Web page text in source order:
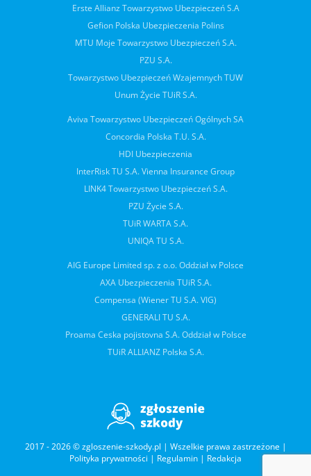
Erste Allianz Towarzystwo Ubezpieczeń S.A
Gefion Polska Ubezpieczenia Polins
MTU Moje Towarzystwo Ubezpieczeń S.A.
PZU S.A.
Towarzystwo Ubezpieczeń Wzajemnych TUW
Unum Życie TUiR S.A.
Aviva Towarzystwo Ubezpieczeń Ogólnych SA
Concordia Polska T.U. S.A.
HDI Ubezpieczenia
InterRisk TU S.A. Vienna Insurance Group
LINK4 Towarzystwo Ubezpieczeń S.A.
PZU Życie S.A.
TUiR WARTA S.A.
UNIQA TU S.A.
AIG Europe Limited sp. z o.o. Oddział w Polsce
AXA Ubezpieczenia TUiR S.A.
Compensa (Wiener TU S.A. VIG)
GENERALI TU S.A.
Proama Ceska pojistovna S.A. Oddział w Polsce
TUiR ALLIANZ Polska S.A.
2017 - 2026 © zgloszenie-szkody.pl | Wszelkie prawa zastrzeżone |
Polityka prywatności | Regulamin | Redakcja